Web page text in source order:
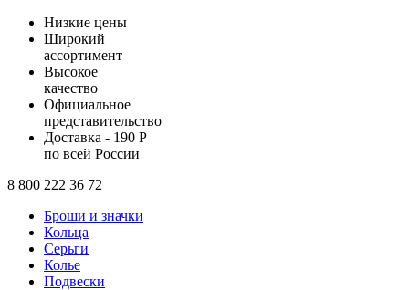
Низкие цены
Широкий
ассортимент
Высокое
качество
Официальное
представительство
Доставка - 190 Р
по всей России
8 800 222 36 72
Броши и значки
Кольца
Серьги
Колье
Подвески